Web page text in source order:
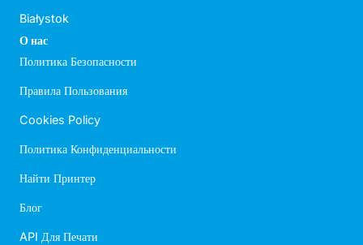
Białystok
О нас
Политика Безопасности
Правила Пользования
Cookies Policy
Политика Конфиденциальности
Найти Принтер
Блог
API Для Печати